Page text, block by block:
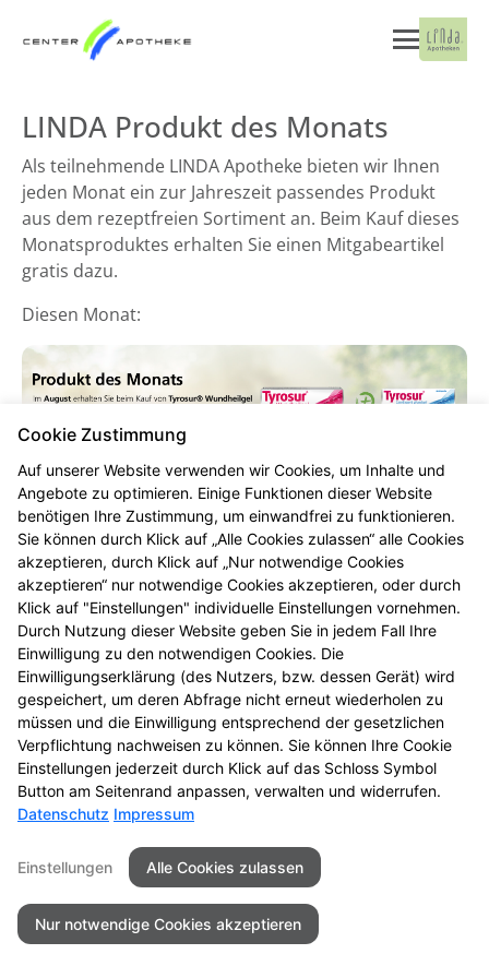
LINDA Produkt des Monats
Als teilnehmende LINDA Apotheke bieten wir Ihnen
jeden Monat ein zur Jahreszeit passendes Produkt
aus dem rezeptfreien Sortiment an. Beim Kauf dieses
Monatsproduktes erhalten Sie einen Mitgabeartikel
gratis dazu.
Diesen Monat:
Mehr Produktinformationen
Seitenübersicht Kontakt
Impressum
Datenschutz
Barrierefreiheit
© 2026 Center Apotheke
Cookie Zustimmung
Auf unserer Website verwenden wir Cookies, um Inhalte und
Angebote zu optimieren. Einige Funktionen dieser Website
benötigen Ihre Zustimmung, um einwandfrei zu funktionieren.
Sie können durch Klick auf „Alle Cookies zulassen“ alle Cookies
akzeptieren, durch Klick auf „Nur notwendige Cookies
akzeptieren“ nur notwendige Cookies akzeptieren, oder durch
Klick auf "Einstellungen" individuelle Einstellungen vornehmen.
Durch Nutzung dieser Website geben Sie in jedem Fall Ihre
Einwilligung zu den notwendigen Cookies. Die
Einwilligungserklärung (des Nutzers, bzw. dessen Gerät) wird
gespeichert, um deren Abfrage nicht erneut wiederholen zu
müssen und die Einwilligung entsprechend der gesetzlichen
Verpflichtung nachweisen zu können. Sie können Ihre Cookie
Einstellungen jederzeit durch Klick auf das Schloss Symbol
Button am Seitenrand anpassen, verwalten und widerrufen.
Datenschutz Impressum
Einstellungen Alle Cookies zulassen
Nur notwendige Cookies akzeptieren